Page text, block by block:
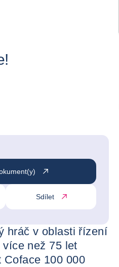
Sdílet
hráč v oblasti řízení
než 75 let
Coface 100 000